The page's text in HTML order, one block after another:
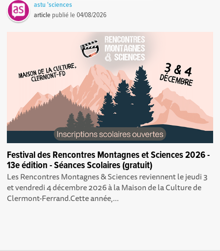
astu 'sciences
article publié le04/08/2026
Festival des Rencontres Montagnes et Sciences 2026 -
13e édition - Séances Scolaires (gratuit)
Les Rencontres Montagnes & Sciences reviennent le jeudi 3
et vendredi 4 décembre 2026 à la Maison de la Culture de
Clermont-Ferrand.Cette année,...